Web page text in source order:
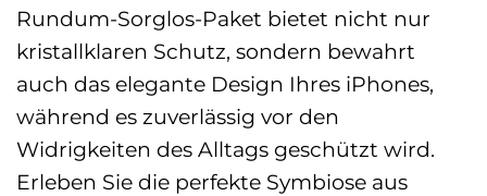
Rundum-Sorglos-Paket bietet nicht nur
kristallklaren Schutz, sondern bewahrt
auch das elegante Design Ihres iPhones,
während es zuverlässig vor den
Widrigkeiten des Alltags geschützt wird.
Erleben Sie die perfekte Symbiose aus